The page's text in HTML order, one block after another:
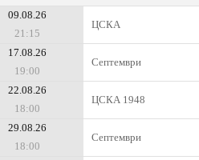
09.08.26
21:15
ЦСКА
17.08.26
19:00
Септември
22.08.26
18:00
ЦСКА 1948
29.08.26
18:00
Септември